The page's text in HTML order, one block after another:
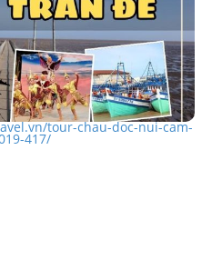
độc đáo ở Sóc Trăng